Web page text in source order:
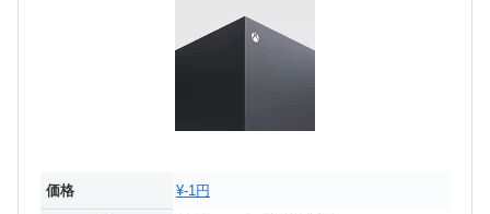
価格 ¥-1円